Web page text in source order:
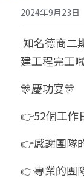
最新文章
交通指南
搜索
2024年9月23日
建工程完工
🎊慶功宴🎊
👉52個工作
👉感謝團隊
👉專業的團